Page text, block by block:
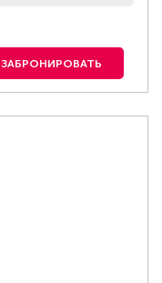
ЗАБРОНИРОВАТЬ